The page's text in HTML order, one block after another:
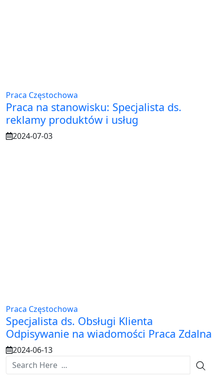
Praca Częstochowa
Praca na stanowisku: Specjalista ds.
reklamy produktów i usług
2024-07-03
Praca Częstochowa
Specjalista ds. Obsługi Klienta
Odpisywanie na wiadomości Praca Zdalna
2024-06-13